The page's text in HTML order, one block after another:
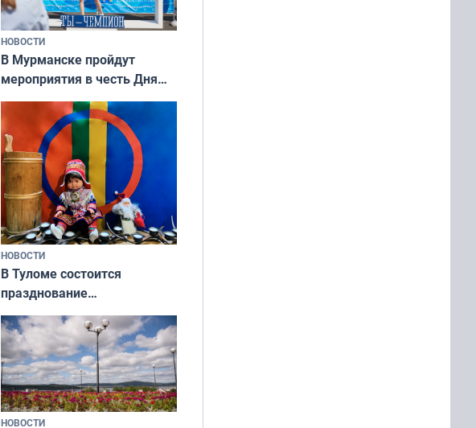
НОВОСТИ
В Мурманске пройдут
мероприятия в честь Дня
физкультурника
НОВОСТИ
В Туломе состоится
празднование
Международного дня
коренных народов мира
НОВОСТИ